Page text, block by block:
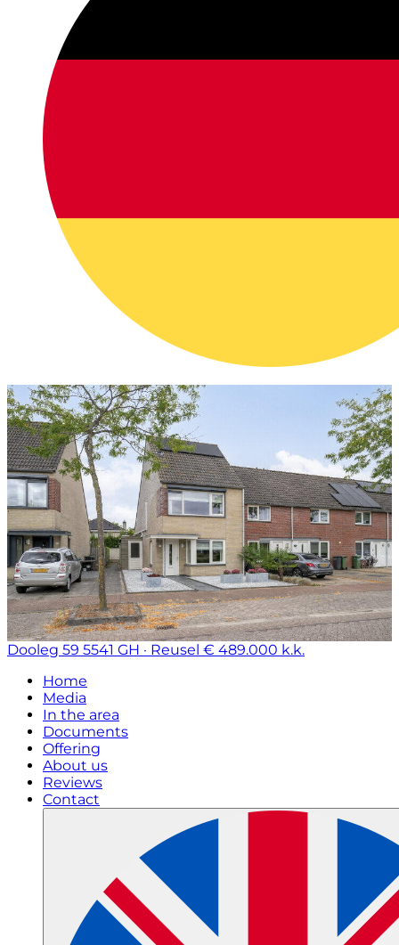
Dooleg 59 5541 GH · Reusel € 489.000 k.k.
Home
Media
In the area
Documents
Offering
About us
Reviews
Contact